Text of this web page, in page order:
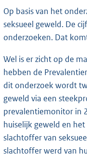
Op basis van het
seksueel geweld. De
onderzoeken. Dat
Wel is er zicht op de
hebben de
dit onderzoek wordt
geweld via een
prevalentiemonitor in
huiselijk geweld en
slachtoffer van
slachtoffer werd van